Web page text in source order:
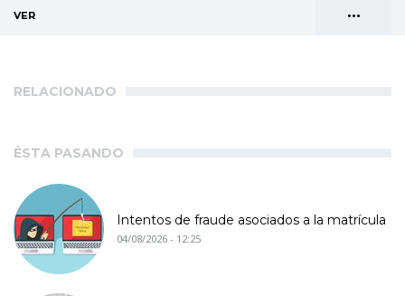
•••
VER
RELACIONADO
ÉSTA PASANDO
Intentos de fraude asociados a la matrícula
04/08/2026 - 12:25